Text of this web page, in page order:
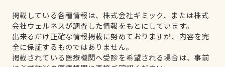
掲載している各種情報は、株式会社ギミック、または株式
会社ウェルネスが調査した情報をもとにしています。
出来るだけ正確な情報掲載に努めておりますが、内容を完
全に保証するものではありません。
掲載されている医療機関へ受診を希望される場合は、事前